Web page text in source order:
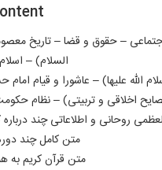
اخلاق اجتماعی – حقوق و قضا – تاریخ
السلام) –
علیها) – عاشورا و قیام امام
اخلاقی و تربیتی) – نظام
روحانی و اطلاعاتی چند درباره
متن کامل چند دوره لغت نامه
متن قرآن کریم به